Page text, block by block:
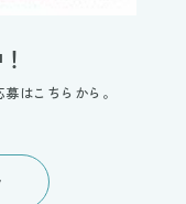
はこちらから。